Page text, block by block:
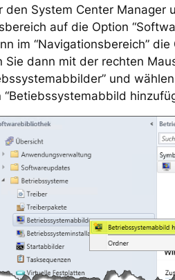
den System Center Manager
auf die Option
im “Navigationsbereich” die
Sie dann mit der rechten
und
“Betiebssystemabbild